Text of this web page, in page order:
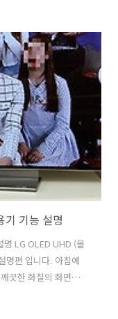
. 갤럭시S6은 별도로
전 기능을 제공 합니
스마트폰을 충전하
Charger pad Wide
문에 배터리가 부족
기능 설명
명 LG OLED UHD (올
명편 입니다. 아침에
끗한 화질의 화면은
죠. 저는 요리프로